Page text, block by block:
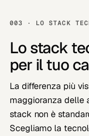
003 · LO STACK
Lo stack
per il tuo
La differenza più
maggioranza delle
stack non è
Scegliamo la